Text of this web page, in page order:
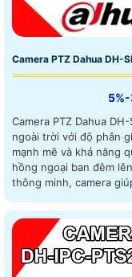
Camera PTZ Dahua DH-
Camera PTZ Dahua
ngoài trời với độ phân
mạnh mẽ và khả năng quay
hồng ngoại ban đêm
thông minh, camera